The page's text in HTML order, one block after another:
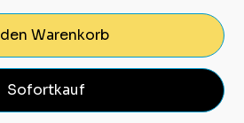
Warenkorb
Sofortkauf